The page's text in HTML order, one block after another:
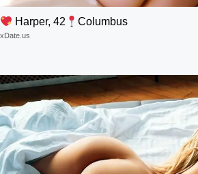
Harper, 42 Columbus
xDate.us